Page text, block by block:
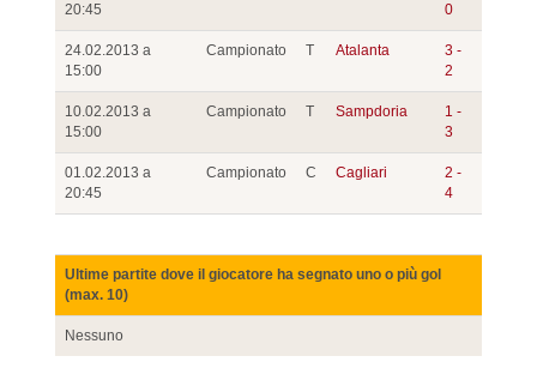
20:45
0
24.02.2013 a
15:00
Campionato T Atalanta
3 -
2
10.02.2013 a
15:00
Campionato T Sampdoria
1 -
3
01.02.2013 a
20:45
Campionato C Cagliari
2 -
4
Ultime partite dove il giocatore ha segnato uno o più gol
(max. 10)
Nessuno